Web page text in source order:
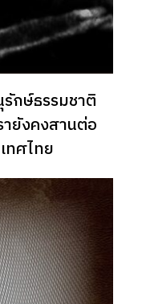
กษ์ธรรมชาติ
ายังคงสานต่อ
ทศไทย